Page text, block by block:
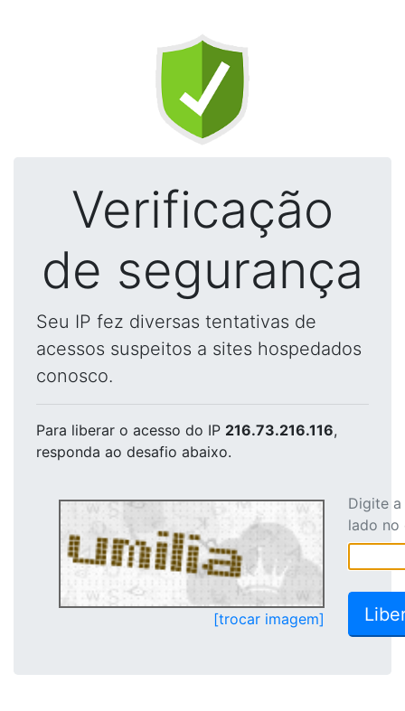
Verificação
de segurança
Seu IP fez diversas tentativas de
acessos suspeitos a sites hospedados
conosco.
Para liberar o acesso do IP 216.73.216.116,
responda ao desafio abaixo.
[trocar imagem]
Digite
lado no